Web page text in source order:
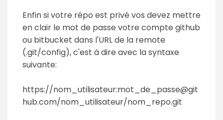
Enfin si votre répo est privé vos devez mettre
en clair le mot de passe votre compte github
ou bitbucket dans l'URL de la remote
(.git/config), c'est à dire avec la syntaxe
suivante:
https://nom_utilisateur:mot_de_passe@git
hub.com/nom_utilisateur/nom_repo.git